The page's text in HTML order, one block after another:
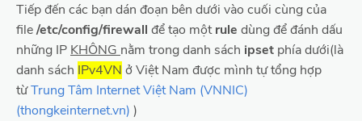
Tiếp đến các bạn dán đoạn bên dưới vào cuối cùng của
file/etc/config/firewall để tạo mộtrule dùng để đánh dấu
những IP KHÔNG nằm trong danh sách ipset phía dưới(là
danh sách IPv4VN ở Việt Nam được mình tự tổng hợp
từTrung Tâm Internet Việt Nam (VNNIC)
(thongkeinternet.vn) )